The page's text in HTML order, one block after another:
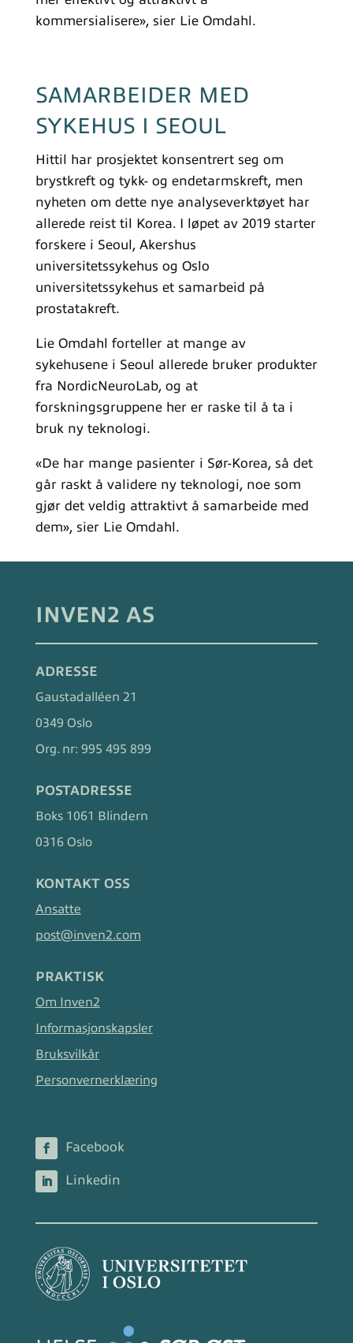
kommersialisere», sier Lie Omdahl.
SAMARBEIDER MED
SYKEHUS I SEOUL
Hittil har prosjektet konsentrert seg om
brystkreft og tykk- og endetarmskreft, men
nyheten om dette nye analyseverktøyet har
allerede reist til Korea. I løpet av 2019 starter
forskere i Seoul, Akershus
universitetssykehus og Oslo
universitetssykehus et samarbeid på
prostatakreft.
Lie Omdahl forteller at mange av
sykehusene i Seoul allerede bruker produkter
fra NordicNeuroLab, og at
forskningsgruppene her er raske til å ta i
bruk ny teknologi.
«De har mange pasienter i Sør-Korea, så det
går raskt å validere ny teknologi, noe som
gjør det veldig attraktivt å samarbeide med
dem», sier Lie Omdahl.
INVEN2 AS
ADRESSE
Gaustadalléen 21
0349 Oslo
Org. nr: 995 495 899
POSTADRESSE
Boks 1061 Blindern
0316 Oslo
KONTAKT OSS
Ansatte
post@inven2.com
PRAKTISK
Om Inven2
Informasjonskapsler
Bruksvilkår
Personvernerklæring